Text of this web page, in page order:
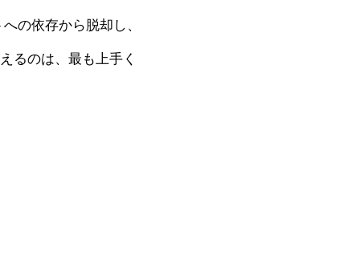
の依存から脱却し、
るのは、最も上手く